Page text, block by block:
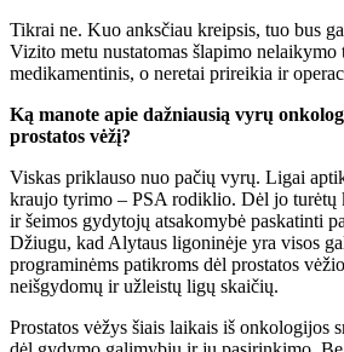
Tikrai ne. Kuo anksčiau kreipsis, tuo bus
Vizito metu nustatomas šlapimo nelaikymo
medikamentinis, o neretai prireikia ir
Ką manote apie dažniausią vyrų
prostatos vėžį?
Viskas priklauso nuo pačių vyrų. Ligai
kraujo tyrimo – PSA rodiklio. Dėl jo turėtų
ir šeimos gydytojų atsakomybė paskatinti
Džiugu, kad Alytaus ligoninėje yra visos
programinėms patikroms dėl prostatos
neišgydomų ir užleistų ligų skaičių.
Prostatos vėžys šiais laikais iš onkologijos